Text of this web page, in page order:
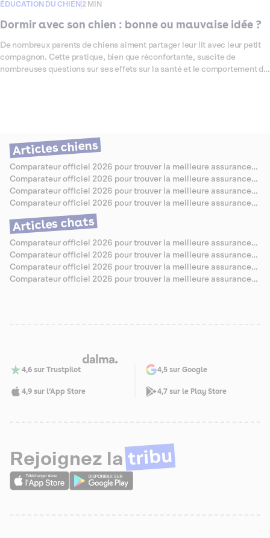
ÉDUCATION DU CHIEN 2 MIN
Dormir avec son chien : bonne ou mauvaise idée ?
De nombreux parents de chiens aiment partager leur lit avec leur petit
compagnon. Cette pratique, bien que réconfortante, suscite de
nombreuses questions sur ses effets sur la santé et le comportement du
de chacun.
Articles chiens
Comparateur officiel 2026 pour trouver la meilleure assurance
santé pour Berger Allemand
Comparateur officiel 2026 pour trouver la meilleure assurance
santé pour Caniche
Comparateur officiel 2026 pour trouver la meilleure assurance
santé pour Bouledogue Anglais
Comparateur officiel 2026 pour trouver la meilleure assurance
santé pour Jack Russell
Articles chats
Comparateur officiel 2026 pour trouver la meilleure assurance
santé pour Chartreux
Comparateur officiel 2026 pour trouver la meilleure assurance
santé pour Sibérien
Comparateur officiel 2026 pour trouver la meilleure assurance
santé pour Abyssin
Comparateur officiel 2026 pour trouver la meilleure assurance
4,6 sur Trustpilot 4,5 sur Google
4,9 sur l’App Store 4,7 sur le Play Store
Rejoignez la tribu